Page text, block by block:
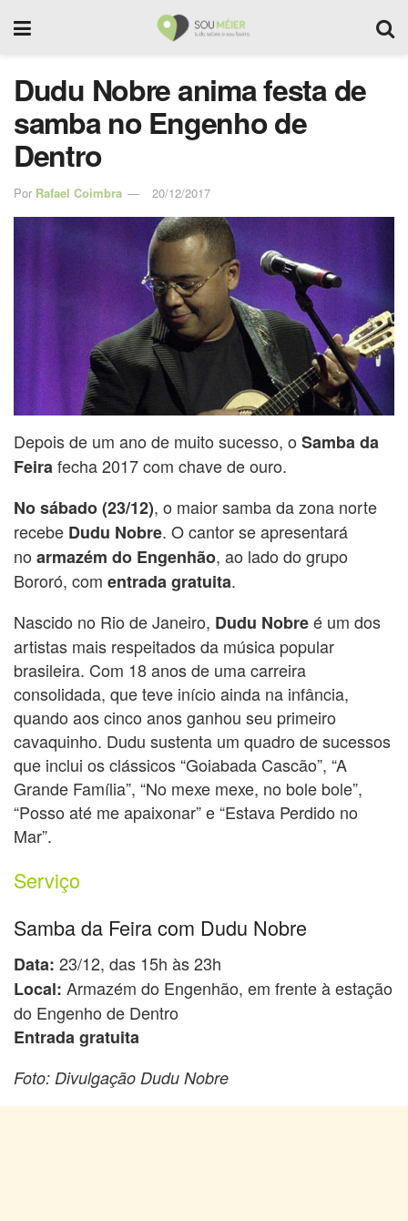
Dudu Nobre anima festa de
samba no Engenho de
Dentro
Por Rafael Coimbra 20/12/2017
Depois de um ano de muito sucesso, o Samba da
Feirafecha 2017 com chave de ouro.
No sábado (23/12), o maior samba da zona norte
recebe Dudu Nobre. O cantor se apresentará
no armazém do Engenhão, ao lado do grupo
Bororó, com entrada gratuita.
Nascido no Rio de Janeiro, Dudu Nobreé um dos
artistas mais respeitados da música popular
brasileira. Com 18 anos de uma carreira
consolidada, que teve início ainda na infância,
quando aos cinco anos ganhou seu primeiro
cavaquinho. Dudu sustenta um quadro de sucessos
que inclui os clássicos “Goiabada Cascão”, “A
Grande Família”, “No mexe mexe, no bole bole”,
“Posso até me apaixonar” e “Estava Perdido no
Mar”.
Serviço
Samba da Feira com Dudu Nobre
Data: 23/12, das 15h às 23h
Local: Armazém do Engenhão, em frente à estação
do Engenho de Dentro
Entrada gratuita
Foto: Divulgação Dudu Nobre